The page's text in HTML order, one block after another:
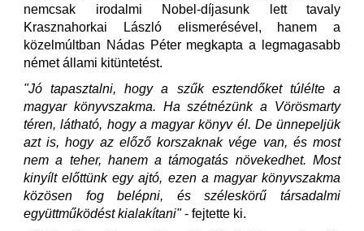
nemcsak irodalmi Nobel-díjasunk lett tavaly
Krasznahorkai László elismerésével, hanem a
közelmúltban Nádas Péter megkapta a legmagasabb
német állami kitüntetést.
"Jó tapasztalni, hogy a szűk esztendőket túlélte a
magyar könyvszakma. Ha szétnézünk a Vörösmarty
téren, látható, hogy a magyar könyv él. De ünnepeljük
azt is, hogy az előző korszaknak vége van, és most
nem a teher, hanem a támogatás növekedhet. Most
kinyílt előttünk egy ajtó, ezen a magyar könyvszakma
közösen fog belépni, és széleskörű társadalmi
együttműködést kialakítani"- fejtette ki.